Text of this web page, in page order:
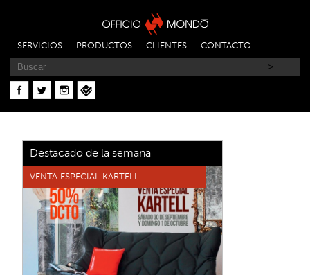
SERVICIOS PRODUCTOS CLIENTES CONTACTO
Destacado de la semana
VENTA ESPECIAL KARTELL